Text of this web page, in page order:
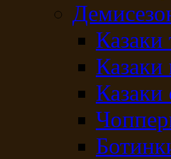
Казаки
Казаки